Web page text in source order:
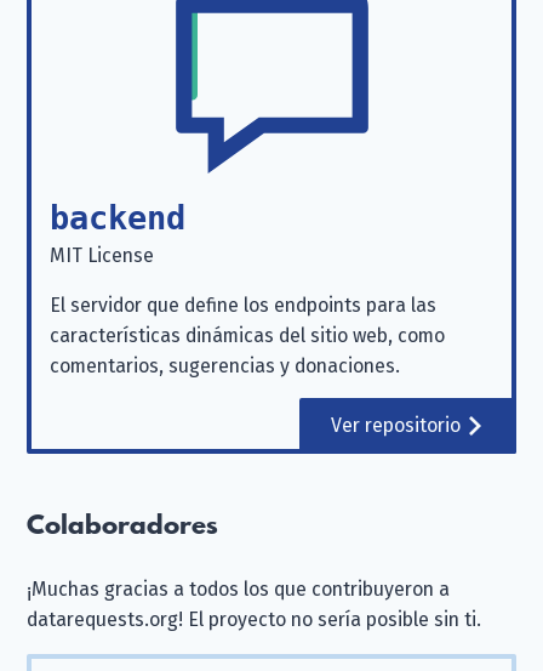
backend
MIT License
El servidor que define los endpoints para las
características dinámicas del sitio web, como
comentarios, sugerencias y donaciones.
Ver repositorio
Colaboradores
¡Muchas gracias a todos los que contribuyeron a
datarequests.org! El proyecto no sería posible sin ti.